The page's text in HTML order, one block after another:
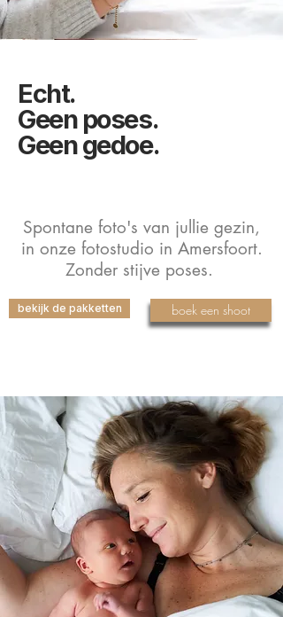
Echt.
Geen poses.
Geen gedoe.
Spontane foto's van jullie gezin,
in onze fotostudio in Amersfoort.
Zonder stijve poses.
bekijk de pakketten boek een shoot